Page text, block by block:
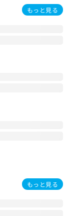
もっと見る
もっと見る